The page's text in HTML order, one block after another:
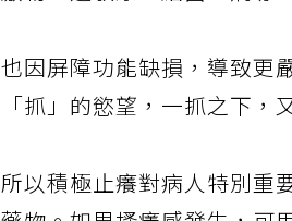
激物、過敏原、細菌、病毒
也因屏障功能缺損，導致更
「抓」的慾望，一抓之下
所以積極止癢對病人特別重